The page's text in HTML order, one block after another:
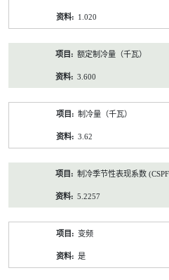
1.020
额定制冷量（千瓦）
3.600
制冷量（千瓦）
3.62
制冷季节性表现系数
5.2257
变频
是